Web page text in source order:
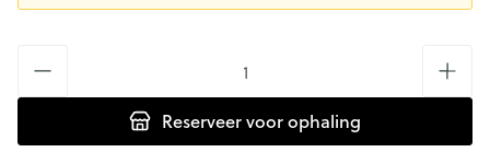
Reserveervoor ophaling